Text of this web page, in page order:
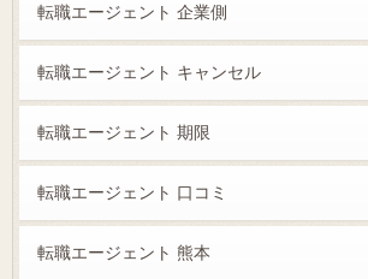
転職エージェント 企業側
転職エージェント キャンセル
転職エージェント 期限
転職エージェント 口コミ
転職エージェント 熊本